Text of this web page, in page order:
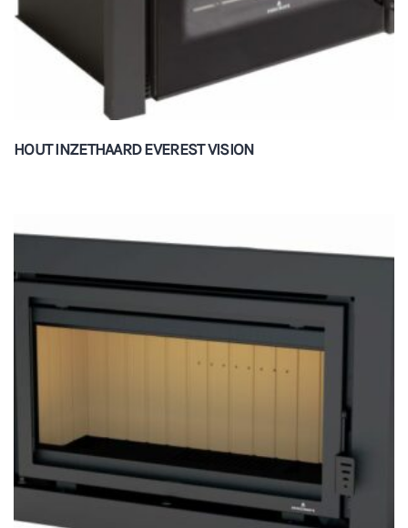
HOUT INZETHAARD EVEREST VISION